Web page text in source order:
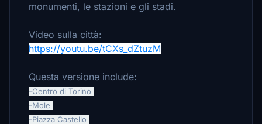
monumenti, le stazioni e gli stadi.
Video sulla città:
https://youtu.be/tCXs_dZtuzM
Questa versione include:
-Centro di Torino
-Mole
-Piazza Castello